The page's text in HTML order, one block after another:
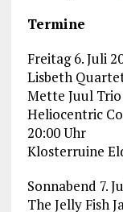
Termine
Freitag 6. Juli
Lisbeth
Mette Juul
Heliocentric
20:00 Uhr
Klosterruine
Sonnabend 7.
The Jelly Fish